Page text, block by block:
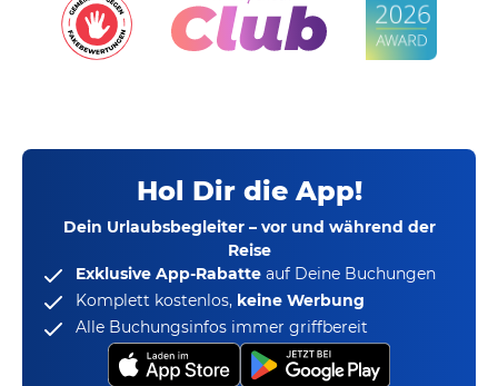
Hol Dir die App!
Dein Urlaubsbegleiter – vor und während der
Reise
Exklusive App-Rabatte auf Deine Buchungen
Komplett kostenlos, keine Werbung
Alle Buchungsinfos immer griffbereit